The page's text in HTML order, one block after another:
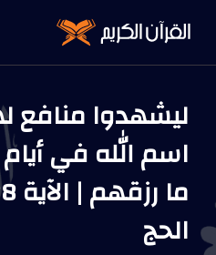
ليشهدوا منافع
اسم الله في
الحج